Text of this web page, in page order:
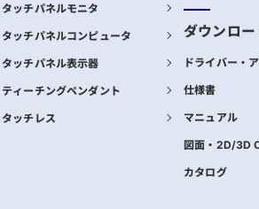
タッチパネルモニタ
タッチパネルコンピュータ
タッチパネル表示器
ティーチングペンダント
タッチレス
ダウンロー
ドライバー・
仕様書
マニュアル
図面・2D/3D
カタログ